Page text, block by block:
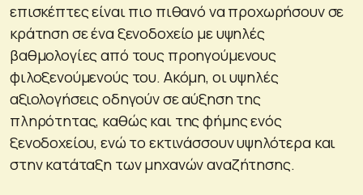
επισκέπτες είναι πιο πιθανό να προχωρήσουν σε
κράτηση σε ένα ξενοδοχείο με υψηλές
βαθμολογίες από τους προηγούμενους
φιλοξενούμενούς του. Ακόμη, οι υψηλές
αξιολογήσεις οδηγούν σε αύξηση της
πληρότητας, καθώς και της φήμης ενός
ξενοδοχείου, ενώ το εκτινάσσουν υψηλότερα και
στην κατάταξη των μηχανών αναζήτησης.